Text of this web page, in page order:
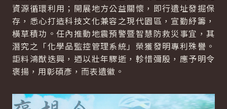
資源循環利用；開展地方公益關懷，即行遺址發掘保
存，悉心打造科技文化兼容之現代園區，宣勤紓籌，
橫草積功。任內推動地震預警暨智慧防救災事宜，其
潛究之「化學品監控管理系統」榮獲發明專利殊譽。
詎料鴻猷迭興，迺以壯年驟逝，軫惜彌殷，應予明令
褒揚，用彰碩彥，而表遺徽。